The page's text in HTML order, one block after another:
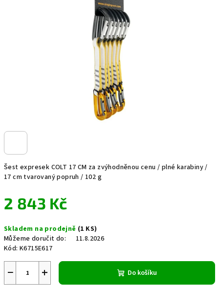
Šest expresek COLT 17 CM za zvýhodněnou cenu / plné karabiny /
17 cm tvarovaný popruh / 102 g
2 843 Kč
cena:
Skladem na prodejně (1 KS)
Můžeme doručit do:
11.8.2026
Kód: K6715E617
+
− Do košíku